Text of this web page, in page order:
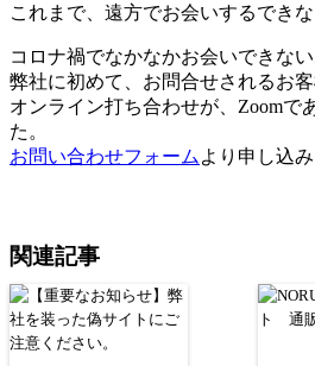
これまで、遠方でお会いするできな
コロナ禍でなかなかお会いできない
弊社に初めて、お問合せされるお客
オンライン打ち合わせが、Zoomで
た。
お問い合わせフォーム より申し込み
関連記事